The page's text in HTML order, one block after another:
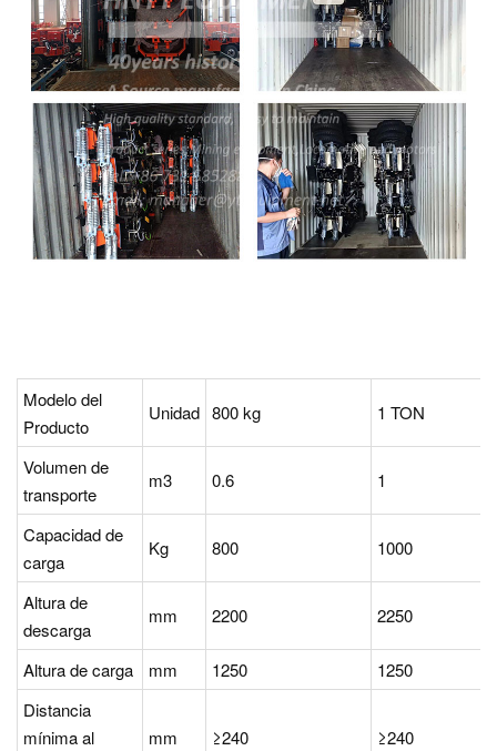
Modelo del
Producto
Unidad 800 kg 1 TON
Volumen de
transporte
m3 0.6 1
Capacidad de
carga
Kg 800 1000
Altura de
descarga
mm 2200 2250
Altura de carga mm 1250
1250
Distancia
mínima al
mm ≥240 ≥240